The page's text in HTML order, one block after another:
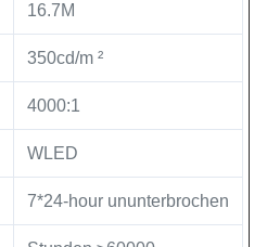
16.7M
350cd/m ²
4000:1
WLED
7*24-hour ununterbrochen